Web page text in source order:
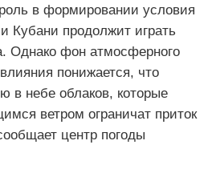
в формировании условия
Кубани продолжит играть
Однако фон атмосферного
понижается, что
в небе облаков, которые
ветром ограничат приток
центр погоды